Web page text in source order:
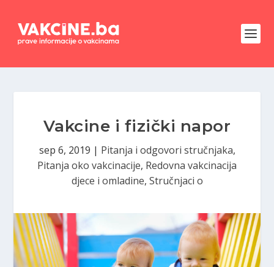
Vakcine i fizički napor
sep 6, 2019 | Pitanja i odgovori stručnjaka,
Pitanja oko vakcinacije, Redovna vakcinacija
djece i omladine, Stručnjaci o